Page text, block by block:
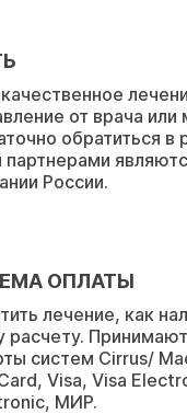
от врача или
обратиться в
партнерами
России.
ОПЛАТЫ
лечение, как
расчету.
систем Cirrus/
Visa, Visa
МИР.